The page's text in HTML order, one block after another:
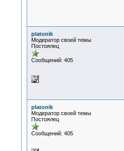
platonik
Модератор своей темы
Постоялец
Сообщений: 405
platonik
Модератор своей темы
Постоялец
Сообщений: 405